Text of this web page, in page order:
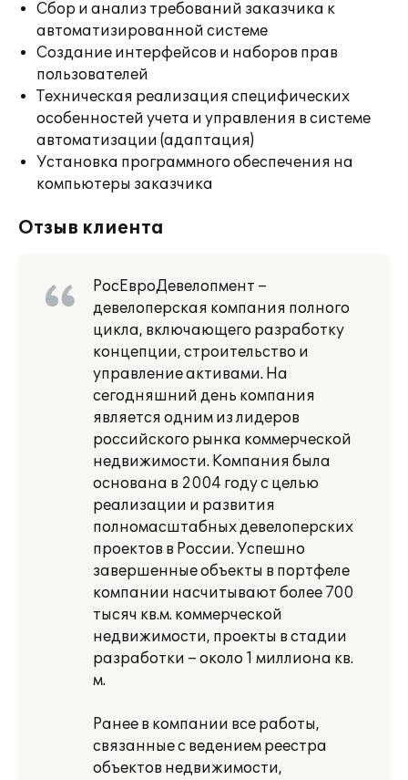
Сбор и анализ требований заказчика к
автоматизированной системе
Создание интерфейсов и наборов прав
пользователей
Техническая реализация специфических
особенностей учета и управления в системе
автоматизации (адаптация)
Установка программного обеспечения на
компьютеры заказчика
Отзыв клиента
РосЕвроДевелопмент –
девелоперская компания полного
цикла, включающего разработку
концепции, строительство и
управление активами. На
сегодняшний день компания
является одним из лидеров
российского рынка коммерческой
недвижимости. Компания была
основана в 2004 году с целью
реализации и развития
полномасштабных девелоперских
проектов в России. Успешно
завершенные объекты в портфеле
компании насчитывают более 700
тысяч кв.м. коммерческой
недвижимости, проекты в стадии
разработки – около 1 миллиона кв.
м.
Ранее в компании все работы,
связанные с ведением реестра
объектов недвижимости,